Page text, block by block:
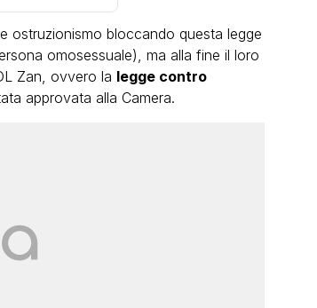
ostruzionismo bloccando questa legge
omosessuale), ma alla fine il loro
Zan, ovvero la legge contro
approvata alla Camera.